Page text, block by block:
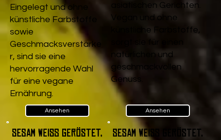
Eingelegt und ohne
künstliche Farbstoffe
sowie
Geschmacksverstärke
r, sind sie eine
hervorragende Wahl
für eine vegane
Ernährung.
Ansehen
asiatischen Gerichten.
Vegan und ohne
künstliche Farbstoffe,
sorgt sie für einen
natürlichen und
geschmackvollen
Genuss.
Ansehen
Sesam weiß geröstet,
Sesam weiß geröstet,